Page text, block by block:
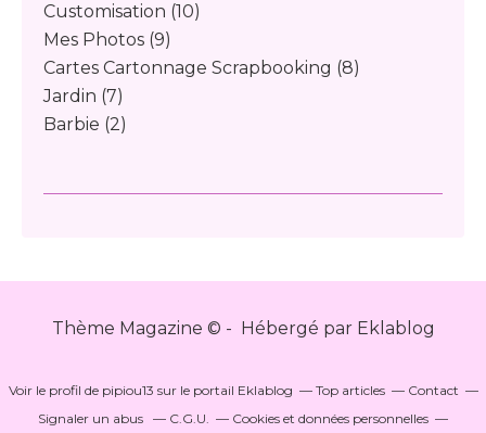
Customisation (10)
Mes Photos (9)
Cartes Cartonnage Scrapbooking (8)
Jardin (7)
Barbie (2)
Thème Magazine © - Hébergé par Eklablog
Voir le profil de pipiou13 sur le portail Eklablog Top articles
Contact
Signaler un abus
C.G.U. Cookies et données personnelles